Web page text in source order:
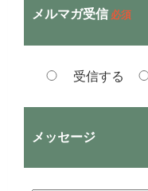
メルマガ受信 必須
受信する
メッセージ